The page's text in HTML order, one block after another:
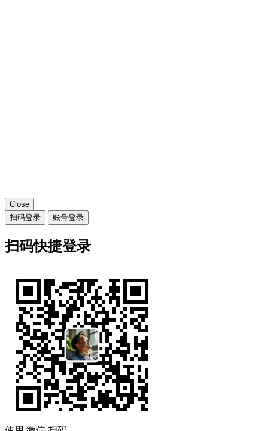
Close
扫码登录
账号登录
扫码快捷登录